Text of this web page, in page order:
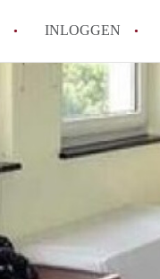
INLOGGEN
Hoe
Hoe
Tips:
How
Alle